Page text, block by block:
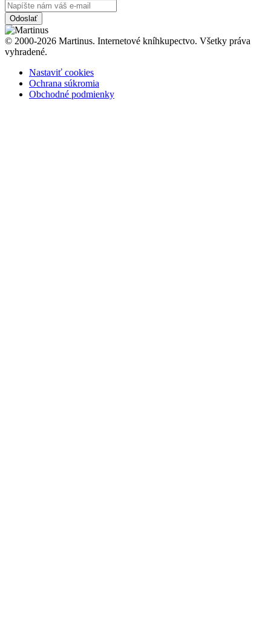
Odoslať
© 2000-2026 Martinus. Internetové kníhkupectvo. Všetky práva
vyhradené.
Nastaviť cookies
Ochrana súkromia
Obchodné podmienky